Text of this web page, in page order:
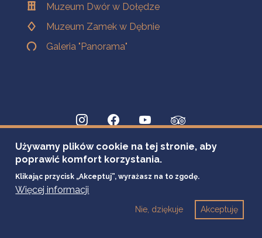
Muzeum Dwór w Dołędze
Muzeum Zamek w Dębnie
Galeria "Panorama"
Używamy plików cookie na tej stronie, aby
poprawić komfort korzystania.
Klikając przycisk „Akceptuj”, wyrażasz na to zgodę.
Więcej informacji
Akceptuję
Nie, dziękuje